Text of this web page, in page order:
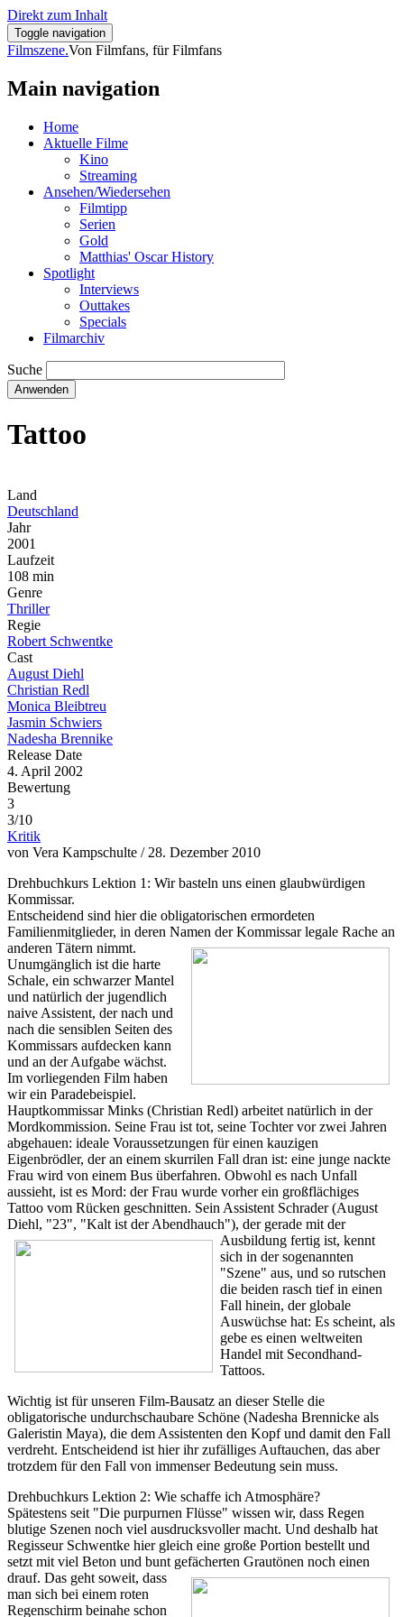
Direkt zum Inhalt
Toggle navigation
Filmszene.Von Filmfans, für Filmfans
Main navigation
Home
Aktuelle Filme
Kino
Streaming
Ansehen/Wiedersehen
Filmtipp
Serien
Gold
Matthias' Oscar History
Spotlight
Interviews
Outtakes
Specials
Filmarchiv
Suche
Tattoo
Land
Deutschland
Jahr
2001
Laufzeit
108 min
Genre
Thriller
Regie
Robert Schwentke
Cast
August Diehl
Christian Redl
Monica Bleibtreu
Jasmin Schwiers
Nadesha Brennike
Release Date
4. April 2002
Bewertung
3
3/10
Kritik
von Vera Kampschulte / 28. Dezember 2010
Drehbuchkurs Lektion 1: Wir basteln uns einen glaubwürdigen
Kommissar.
Entscheidend sind hier die obligatorischen ermordeten
Familienmitglieder, in deren Namen der Kommissarlegale Rache an
anderen Tätern nimmt.
Unumgänglich ist die harte
Schale, ein schwarzer Mantel
und natürlich der jugendlich
naive Assistent, der nach und
nach die sensiblen Seiten des
Kommissars aufdecken kann
und an der Aufgabe wächst.
Im vorliegenden Film haben
wir ein Paradebeispiel.
Hauptkommissar Minks (Christian Redl) arbeitet natürlich in der
Mordkommission. Seine Frau ist tot, seine Tochter vor zwei Jahren
abgehauen: ideale Voraussetzungen für einen kauzigen
Eigenbrödler, der an einem skurrilen Fall dran ist: eine junge nackte
Frau wird von einem Bus überfahren. Obwohl es nach Unfall
aussieht, ist es Mord: der Frau wurde vorher ein großflächiges
Tattoo vom Rücken geschnitten. Sein Assistent Schrader (August
Diehl, "23", "Kalt ist der Abendhauch"), der gerade mit der
Ausbildung fertig ist, kennt
sich in der sogenannten
"Szene" aus, und so rutschen
die beiden rasch tief in einen
Fall hinein, der globale
Auswüchse hat: Es scheint, als
gebe es einen weltweiten
Handel mit Secondhand-
Tattoos.
Wichtig ist für unseren Film-Bausatz an dieser Stelle die
obligatorische undurchschaubare Schöne (Nadesha Brennicke als
Galeristin Maya), die dem Assistenten den Kopf und damit den Fall
verdreht. Entscheidend ist hier ihr zufälliges Auftauchen, das aber
trotzdem für den Fall von immenser Bedeutung sein muss.
Drehbuchkurs Lektion 2: Wie schaffe ich Atmosphäre?
Spätestens seit "Die purpurnen Flüsse" wissen wir, dass Regen
blutige Szenen noch viel ausdrucksvoller macht. Und deshalb hat
Regisseur Schwentke hier gleich eine große Portion bestellt und
setzt mit viel Beton und bunt gefächerten Grautönen noch einen
drauf. Das geht soweit, dass
man sich bei einem roten
Regenschirm beinahe schon